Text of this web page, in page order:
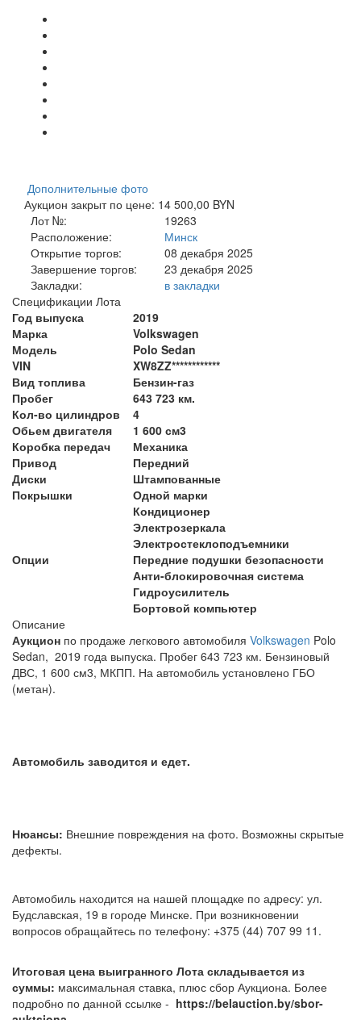
Дополнительные фото
Аукцион закрыт по цене: 14 500,00 BYN
Лот №:
19263
Расположение:
Минск
Открытие торгов:
08 декабря 2025
Завершение торгов:
23 декабря 2025
Закладки:
в закладки
Спецификации Лота
Год выпуска
2019
Марка
Volkswagen
Модель
Polo Sedan
VIN
XW8ZZ************
Вид топлива
Бензин-газ
Пробег
643 723 км.
Кол-во цилиндров
4
Обьем двигателя
1 600 см3
Коробка передач
Механика
Привод
Передний
Диски
Штампованные
Покрышки
Одной марки
Опции
Кондиционер
Электрозеркала
Электростеклоподъемники
Передние подушки безопасности
Анти-блокировочная система
Гидроусилитель
Бортовой компьютер
Описание
Аукцион по продаже легкового автомобиля Volkswagen Polo
Sedan, 2019 года выпуска. Пробег 643 723 км. Бензиновый
ДВС, 1 600 см3, МКПП. На автомобиль установлено ГБО
(метан).
Автомобиль заводится и едет.
Нюансы: Внешние повреждения на фото. Возможны скрытые
дефекты.
Автомобиль находится на нашей площадке по адресу: ул.
Будславская, 19 в городе Минске. При возникновении
вопросов обращайтесь по телефону: +375 (44) 707 99 11.
Итоговая цена выигранного Лота складывается из
суммы: максимальная ставка, плюс сбор Аукциона. Более
подробно по данной ссылке - https://belauction.by/sbor-